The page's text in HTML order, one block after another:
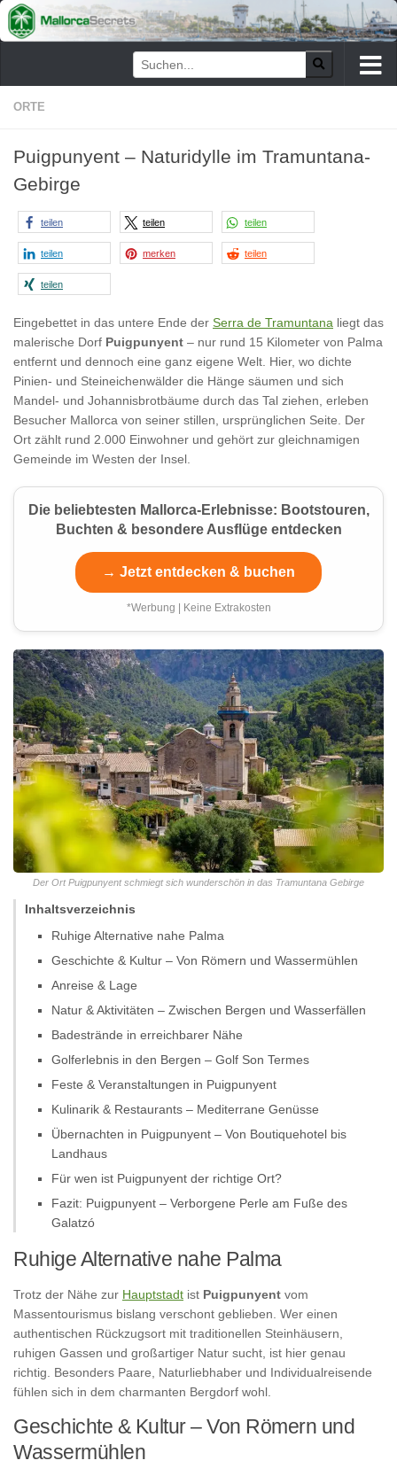
Zum Inhalt springen
ORTE
Puigpunyent – Naturidylle im Tramuntana-
Gebirge
teilen teilen teilen
teilen merken teilen
teilen
Eingebettet in das untere Ende der Serra de Tramuntana liegt das
malerische Dorf Puigpunyent – nur rund 15 Kilometer von Palma
entfernt und dennoch eine ganz eigene Welt. Hier, wo dichte
Pinien- und Steineichenwälder die Hänge säumen und sich
Mandel- und Johannisbrotbäume durch das Tal ziehen, erleben
Besucher Mallorca von seiner stillen, ursprünglichen Seite. Der
Ort zählt rund 2.000 Einwohner und gehört zur gleichnamigen
Gemeinde im Westen der Insel.
Die beliebtesten Mallorca-Erlebnisse: Bootstouren,
Buchten & besondere Ausflüge entdecken
→ Jetzt entdecken & buchen
*Werbung | Keine Extrakosten
Der Ort Puigpunyent schmiegt sich wunderschön in das Tramuntana Gebirge
Inhaltsverzeichnis
Ruhige Alternative nahe Palma
Geschichte & Kultur – Von Römern und Wassermühlen
Anreise & Lage
Natur & Aktivitäten – Zwischen Bergen und Wasserfällen
Badestrände in erreichbarer Nähe
Golferlebnis in den Bergen – Golf Son Termes
Feste & Veranstaltungen in Puigpunyent
Kulinarik & Restaurants – Mediterrane Genüsse
Übernachten in Puigpunyent – Von Boutiquehotel bis
Landhaus
Für wen ist Puigpunyent der richtige Ort?
Fazit: Puigpunyent – Verborgene Perle am Fuße des
Galatzó
Ruhige Alternative nahe Palma
Trotz der Nähe zur Hauptstadt ist Puigpunyent vom
Massentourismus bislang verschont geblieben. Wer einen
authentischen Rückzugsort mit traditionellen Steinhäusern,
ruhigen Gassen und großartiger Natur sucht, ist hier genau
richtig. Besonders Paare, Naturliebhaber und Individualreisende
fühlen sich in dem charmanten Bergdorf wohl.
Geschichte & Kultur – Von Römern und
Wassermühlen